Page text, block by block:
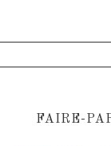
FAIRE-